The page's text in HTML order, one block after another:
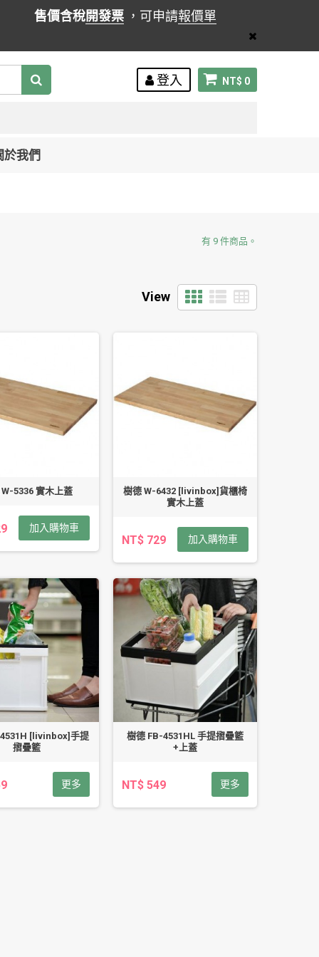
售價含稅開發票 ，可申請報價單
NT$ 0
登入
於我們
有 9 件商品。
View
5336 實木上蓋
加入購物車
樹德 W-6432 [livinbox]貨櫃椅
實木上蓋
NT$ 729 加入購物車
[livinbox]手提
摺疊籃
更多
樹德 FB-4531HL 手提摺疊籃
+上蓋
NT$ 549 更多